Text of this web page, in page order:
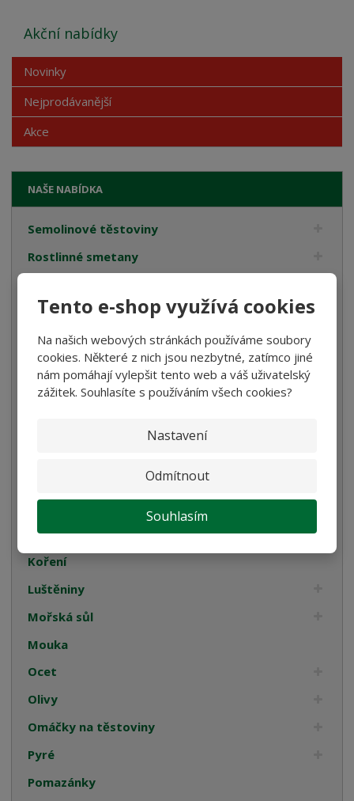
Tento e-shop využívá cookies
Na našich webových stránkách používáme soubory
cookies. Některé z nich jsou nezbytné, zatímco jiné
nám pomáhají vylepšit tento web a váš uživatelský
zážitek. Souhlasíte s používáním všech cookies?
Nastavení
Odmítnout
Souhlasím
NAŠE NABÍDKA
Semolinové těstoviny
Rostlinné smetany
Bezlepkové těstoviny
Velikonoce
Bulgur, Kuskus a Polenta
Oleje
Kompoty
Káva
Koření
Luštěniny
Mořská sůl
Mouka
Ocet
Olivy
Omáčky na těstoviny
Pyré
Pomazánky
Akční nabídky
Novinky
Nejprodávanější
Akce